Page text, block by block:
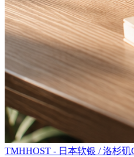
TMHHOST - 日本软银 / 洛杉矶